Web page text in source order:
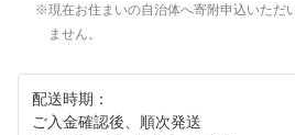
現在お住まいの自治体へ寄附申込いただ
ません。
配送時期：
ご入金確認後、順次発送